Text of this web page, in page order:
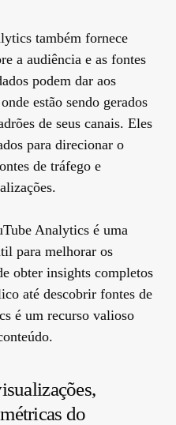
também fornece
a audiência e as fontes
podem dar aos
estão sendo gerados
de seus canais. Eles
para direcionar o
de tráfego e
Analytics é uma
para melhorar os
obter insights completos
até descobrir fontes de
é um recurso valioso
do